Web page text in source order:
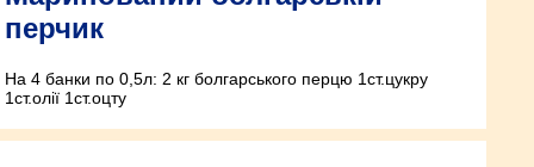
перчик
На 4 банки по 0,5л: 2 кг болгарського перцю 1ст.цукру
1ст.олії 1ст.оцту